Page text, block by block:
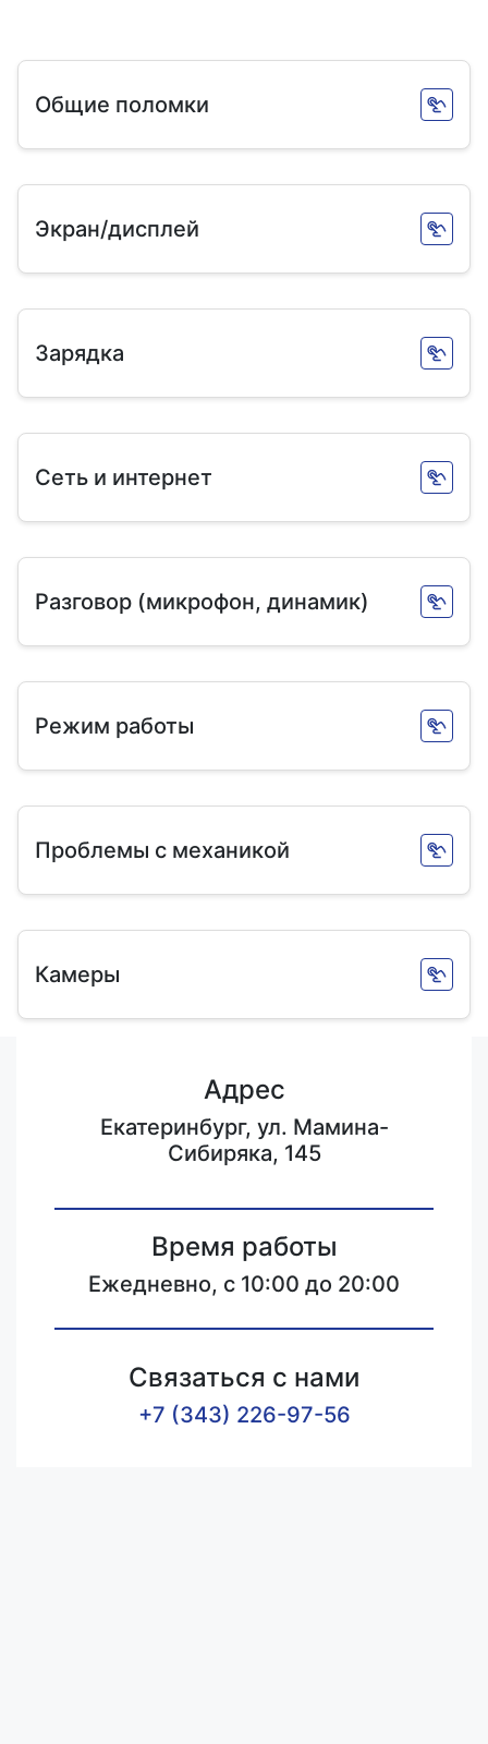
Общие поломки
Экран/дисплей
Зарядка
Сеть и интернет
Разговор (микрофон, динамик)
Режим работы
Проблемы с механикой
Камеры
Адрес
Екатеринбург, ул. Мамина-
Сибиряка, 145
Время работы
Ежедневно, с 10:00 до 20:00
Связаться с нами
+7 (343) 226-97-56